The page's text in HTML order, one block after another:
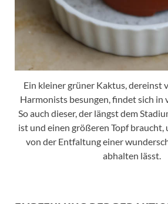
Ein kleiner grüner Kaktus, dereinst
Harmonists besungen, findet sich in
So auch dieser, der längst dem
ist und einen größeren Topf braucht,
von der Entfaltung einer
abhalten lässt.